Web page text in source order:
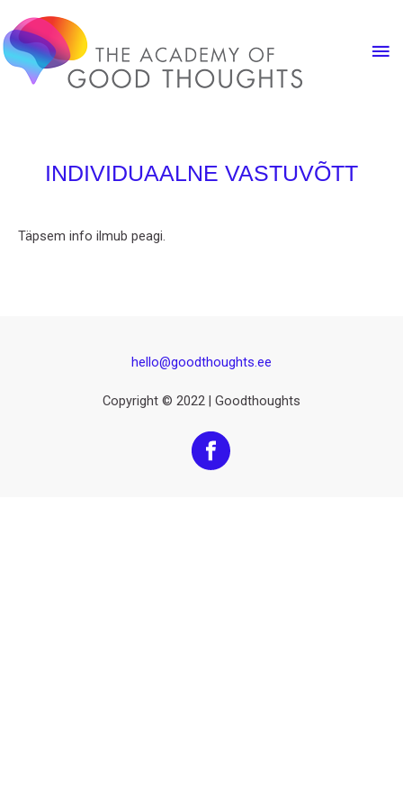
INDIVIDUAALNE VASTUVÕTT
Täpsem info ilmub peagi.
hello@goodthoughts.ee
Copyright © 2022 | Goodthoughts